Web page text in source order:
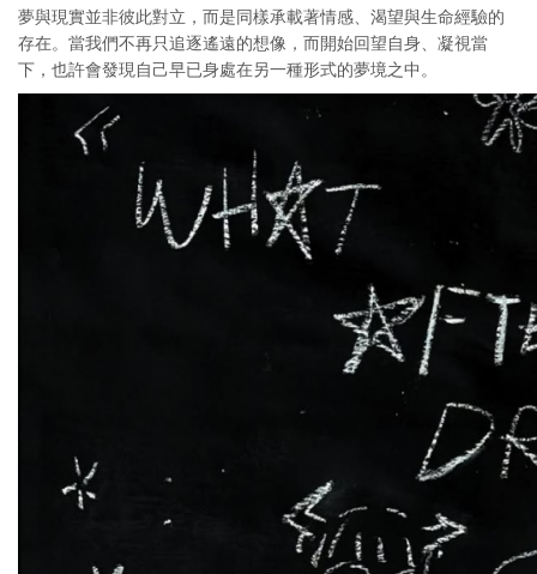
夢與現實並非彼此對立，而是同樣承載著情感、渴望與生命經驗的
存在。當我們不再只追逐遙遠的想像，而開始回望自身、凝視當
下，也許會發現自己早已身處在另一種形式的夢境之中。